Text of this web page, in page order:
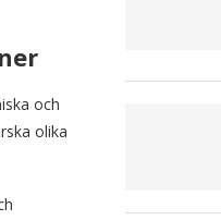
och
olika